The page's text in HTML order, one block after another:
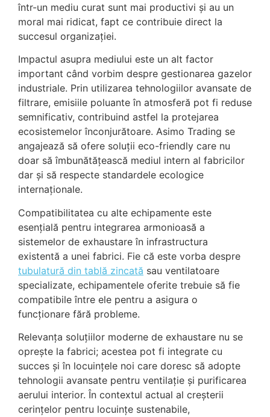
într-un mediu curat sunt mai productivi și au un
moral mai ridicat, fapt ce contribuie direct la
succesul organizației.
Impactul asupra mediului este un alt factor
important când vorbim despre gestionarea gazelor
industriale. Prin utilizarea tehnologiilor avansate de
filtrare, emisiile poluante în atmosferă pot fi reduse
semnificativ, contribuind astfel la protejarea
ecosistemelor înconjurătoare. Asimo Trading se
angajează să ofere soluții eco-friendly care nu
doar să îmbunătățească mediul intern al fabricilor
dar și să respecte standardele ecologice
internaționale.
Compatibilitatea cu alte echipamente este
esențială pentru integrarea armonioasă a
sistemelor de exhaustare în infrastructura
existentă a unei fabrici. Fie că este vorba despre
tubulatură din tablă zincată sau ventilatoare
specializate, echipamentele oferite trebuie să fie
compatibile între ele pentru a asigura o
funcționare fără probleme.
Relevanța soluțiilor moderne de exhaustare nu se
oprește la fabrici; acestea pot fi integrate cu
succes și în locuințele noi care doresc să adopte
tehnologii avansate pentru ventilație și purificarea
aerului interior. În contextul actual al creșterii
cerințelor pentru locuințe sustenabile,